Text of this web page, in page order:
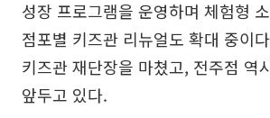
성장 프로그램을 운영하며 체험형
점포별 키즈관 리뉴얼도 확대 중이
키즈관 재단장을 마쳤고, 전주점 역
앞두고 있다.